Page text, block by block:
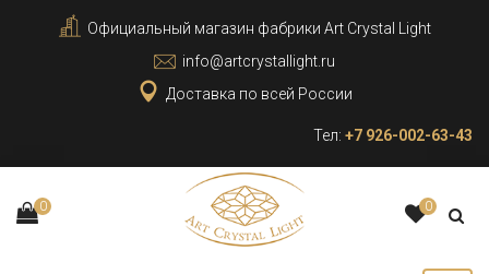
Официальный магазин фабрики Art Crystal Light
info@artcrystallight.ru
Доставка по всей России
Тел: +7 926-002-63-43
0 0